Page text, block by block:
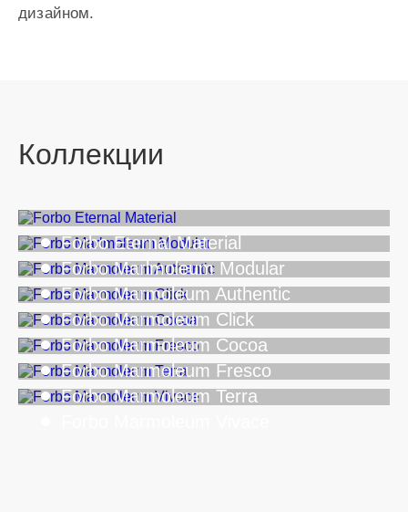
дизайном.
Коллекции
Forbo Eternal Material
Forbo Marlmoleum Modular
Forbo Marmoleum Authentic
Forbo Marmoleum Click
Forbo Marmoleum Cocoa
Forbo Marmoleum Fresco
Forbo Marmoleum Terra